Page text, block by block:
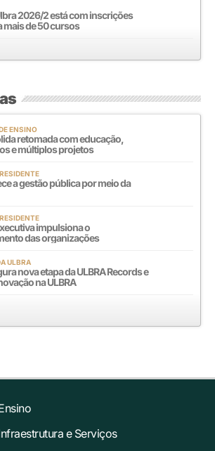
2026/2 está com inscrições
mais de 50 cursos
ENSINO
retomada com educação,
e múltiplos projetos
a gestão pública por meio da
impulsiona o
das organizações
ULBRA
nova etapa da ULBRA Records e
na ULBRA
e Serviços